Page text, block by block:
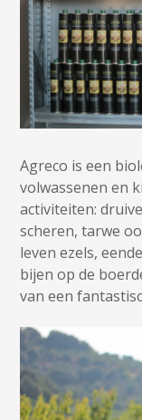
Agreco is een
volwassenen en
activiteiten:
scheren, tarwe
leven ezels,
bijen op de
van een